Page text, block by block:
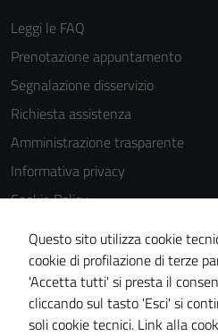
Leggi le FAQ
Prenotazione appuntamento
Segnalazione disservizio
Richiesta assistenza
Amministrazione trasparente
Informativa privacy
Cookie Policy
Note legali
Dichiarazione di accessibilità
Obiettivi di accessibilità
Piano di miglioramento del sito
Questo sito utilizza cookie
cookie di profilazione di terze
'Accetta tutti' si presta il
cliccando sul tasto 'Esci' si
soli cookie tecnici. Link alla